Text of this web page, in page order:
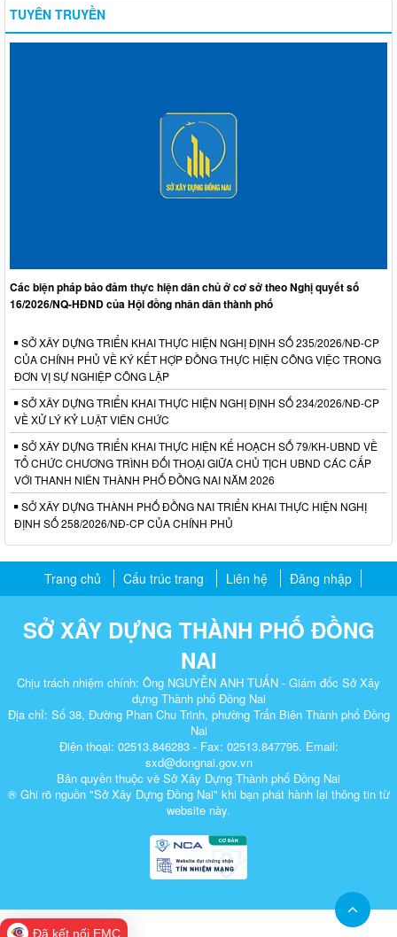
TUYÊN TRUYỀN
Các biện pháp bảo đảm thực hiện dân chủ ở cơ sở theo Nghị quyết số
16/2026/NQ-HĐND của Hội đồng nhân dân thành phố
SỞ XÂY DỰNG TRIỂN KHAI THỰC HIỆN NGHỊ ĐỊNH SỐ 235/2026/NĐ-CP
CỦA CHÍNH PHỦ VỀ KÝ KẾT HỢP ĐỒNG THỰC HIỆN CÔNG VIỆC TRONG
ĐƠN VỊ SỰ NGHIỆP CÔNG LẬP
SỞ XÂY DỰNG TRIỂN KHAI THỰC HIỆN NGHỊ ĐỊNH SỐ 234/2026/NĐ-CP
VỀ XỬ LÝ KỶ LUẬT VIÊN CHỨC
SỞ XÂY DỰNG TRIỂN KHAI THỰC HIỆN KẾ HOẠCH SỐ 79/KH-UBND VỀ
TỔ CHỨC CHƯƠNG TRÌNH ĐỐI THOẠI GIỮA CHỦ TỊCH UBND CÁC CẤP
VỚI THANH NIÊN THÀNH PHỐ ĐỒNG NAI NĂM 2026
SỞ XÂY DỰNG THÀNH PHỐ ĐỒNG NAI TRIỂN KHAI THỰC HIỆN NGHỊ
ĐỊNH SỐ 258/2026/NĐ-CP CỦA CHÍNH PHỦ
Trang chủ Cấu trúc trang Liên hệ Đăng nhập
SỞ XÂY DỰNG THÀNH PHỐ ĐỒNG
NAI
Chịu trách nhiệm chính: Ông NGUYỄN ANH TUẤN - Giám đốc Sở Xây
dựng Thành phố Đồng Nai
Địa chỉ: Số 38, Đường Phan Chu Trinh, phường Trấn Biên Thành phố Đồng
Nai
Điện thoại: 02513.846283 - Fax: 02513.847795. Email:
sxd@dongnai.gov.vn
Bản quyền thuộc về Sở Xây Dựng Thành phố Đồng Nai
® Ghi rõ nguồn "Sở Xây Dựng Đồng Nai" khi bạn phát hành lại thông tin từ
website này.​
Đã kết nối EMC